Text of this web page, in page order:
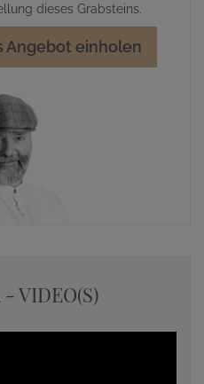
dieses Grabsteins.
Angebot einholen
VIDEO(S)